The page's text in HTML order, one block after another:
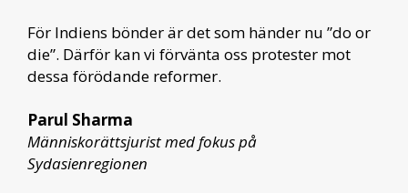
För Indiens bönder är det som händer nu ”do or
die”. Därför kan vi förvänta oss protester mot
dessa förödande reformer.
Parul Sharma
Människorättsjurist med fokus på
Sydasienregionen